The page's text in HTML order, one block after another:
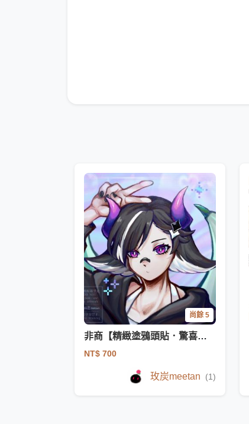
尚餘 5
非商【精緻塗鴉頭貼．驚喜包】
NT$ 700
玫炭meetan (1)